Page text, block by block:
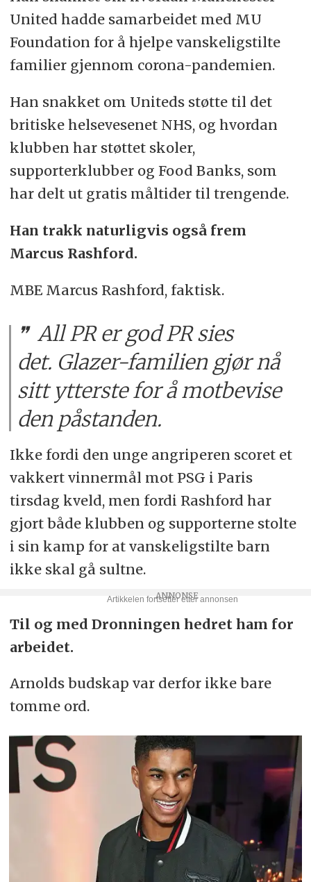
United hadde samarbeidet med MU
Foundation for å hjelpe vanskeligstilte
familier gjennom corona-pandemien.
Han snakket om Uniteds støtte til det
britiske helsevesenet NHS, og hvordan
klubben har støttet skoler,
supporterklubber og Food Banks, som
har delt ut gratis måltider til trengende.
Han trakk naturligvis også frem
Marcus Rashford.
MBE Marcus Rashford, faktisk.
All PR er god PR sies
det. Glazer-familien gjør nå
sitt ytterste for å motbevise
den påstanden.
Ikke fordi den unge angriperen scoret et
vakkert vinnermål mot PSG i Paris
tirsdag kveld, men fordi Rashford har
gjort både klubben og supporterne stolte
i sin kamp for at vanskeligstilte barn
ikke skal gå sultne.
Til og med Dronningen hedret ham for
arbeidet.
Arnolds budskap var derfor ikke bare
tomme ord.